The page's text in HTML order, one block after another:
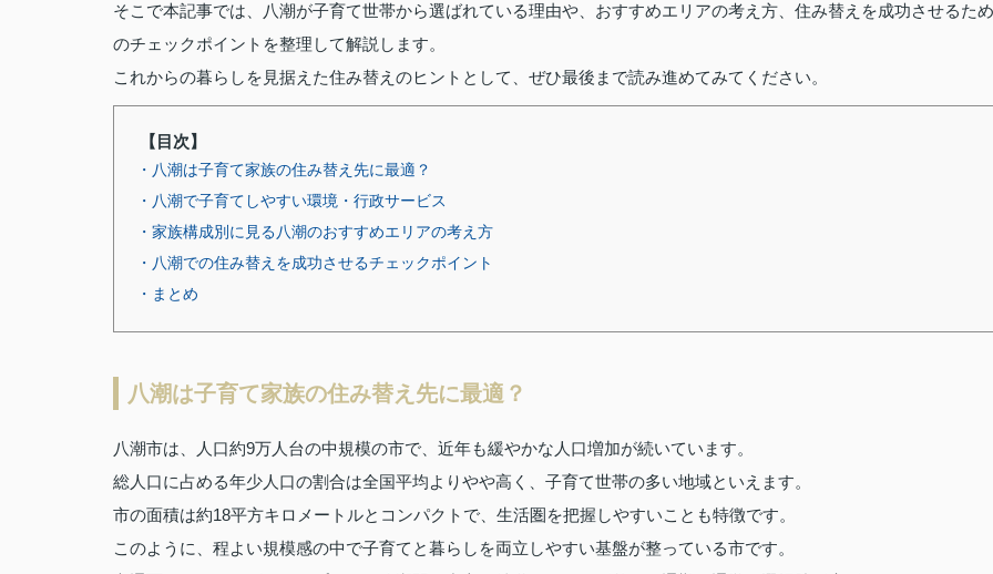
そこで本記事では、八潮が子育て世帯から選ばれている理由や、おすすめエリアの考え方、住み替えを成功させるため
のチェックポイントを整理して解説します。
これからの暮らしを見据えた住み替えのヒントとして、ぜひ最後まで読み進めてみてください。
【目次】
・八潮は子育て家族の住み替え先に最適？
・八潮で子育てしやすい環境・行政サービス
・家族構成別に見る八潮のおすすめエリアの考え方
・八潮での住み替えを成功させるチェックポイント
・まとめ
八潮は子育て家族の住み替え先に最適？
八潮市は、人口約9万人台の中規模の市で、近年も緩やかな人口増加が続いています。
総人口に占める年少人口の割合は全国平均よりやや高く、子育て世帯の多い地域といえます。
市の面積は約18平方キロメートルとコンパクトで、生活圏を把握しやすいことも特徴です。
このように、程よい規模感の中で子育てと暮らしを両立しやすい基盤が整っている市です。